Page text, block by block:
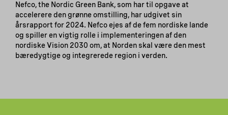
Nefco, the Nordic Green Bank, som har til opgave at
accelerere den grønne omstilling, har udgivet sin
årsrapport for 2024. Nefco ejes af de fem nordiske lande
og spiller en vigtig rolle i implementeringen af den
nordiske Vision 2030 om, at Norden skal være den mest
bæredygtige og integrerede region i verden.